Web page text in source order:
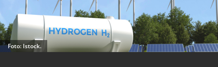
Foto: Istock.